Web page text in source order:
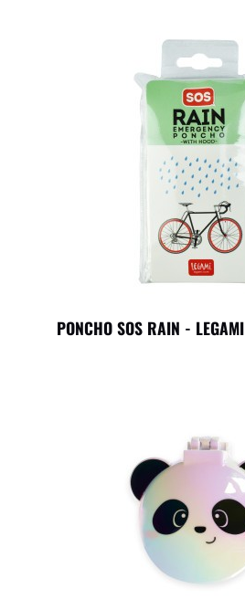
PONCHO SOS RAIN - LEGAMI